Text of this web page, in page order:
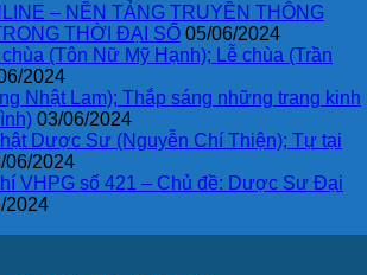
– NỀN TẢNG TRUYỀN THÔNG
THỜI ĐẠI SỐ 05/06/2024
(Tôn Nữ Mỹ Hạnh); Lễ chùa (Trần
2024
Nhật Lam); Thắp sáng những trang kinh
03/06/2024
Dược Sư (Nguyễn Chí Thiện); Tự tại
06/2024
VHPG số 421 – Chủ đề: Dược Sư Đại
2024